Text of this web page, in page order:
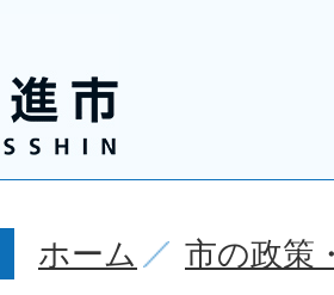
ホーム 市の政策